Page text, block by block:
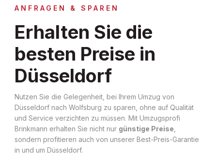
ANFRAGEN & SPAREN
Erhalten Sie die
besten Preise in
Düsseldorf
Nutzen Sie die Gelegenheit, bei Ihrem Umzug von
Düsseldorf nach Wolfsburg zu sparen, ohne auf Qualität
und Service verzichten zu müssen. Mit Umzugsprofi
Brinkmann erhalten Sie nicht nur günstige Preise
sondern profitieren auch von unserer Best-Preis-Garantie
in und um Düsseldorf.